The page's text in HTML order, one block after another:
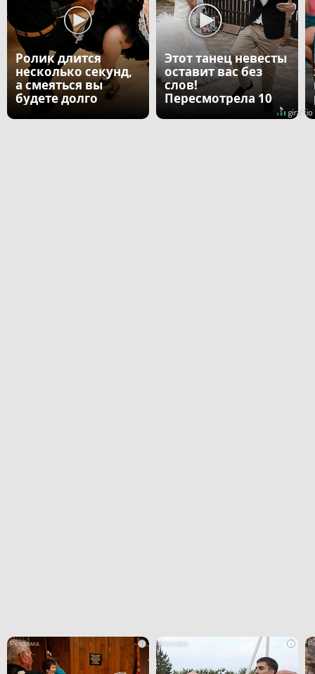
Ролик длится
несколько секунд,
а смеяться вы
будете долго
Этот танец невесты
оставит вас без
слов!
Пересмотрела 10
i i